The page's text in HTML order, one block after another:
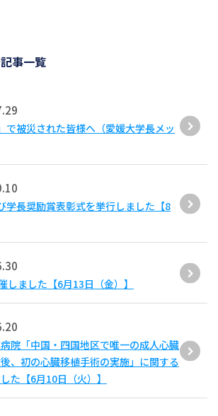
事一覧
で被災された皆様へ（愛媛大学長メッ
学長奨励賞表彰式を挙行しました【8
しました【6月13日（金）】
院「中国・四国地区で唯一の成人心臓
、初の心臓移植手術の実施」に関する
た【6月10日（火）】